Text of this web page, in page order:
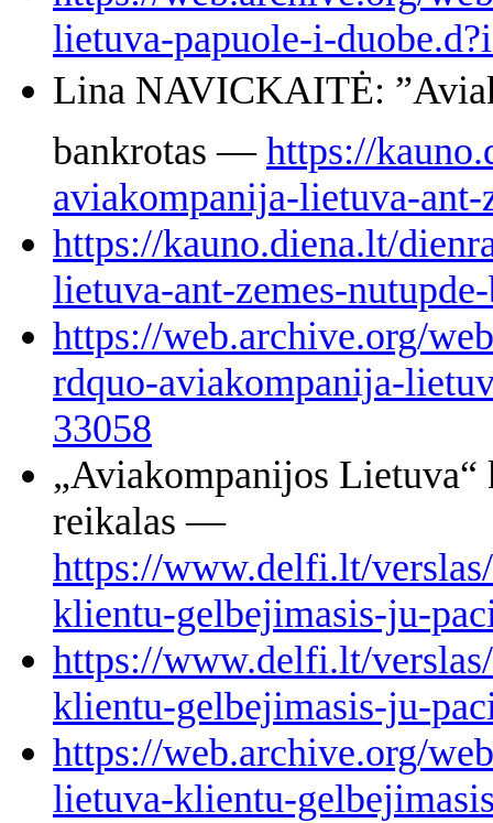
lietuva-papuole-i-
Lina NAVICKAITĖ:
bankrotas — https://
aviakompanija-lietuva-ant-
https://kauno.diena.lt/
lietuva-ant-zemes-
https://web.archive.org/
rdquo-aviakompanija-
33058
„Aviakompanijos
reikalas —
https://www.delfi.lt/
klientu-gelbejimasis-ju-
https://www.delfi.lt/
klientu-gelbejimasis-ju-
https://web.archive.org/
lietuva-klientu-